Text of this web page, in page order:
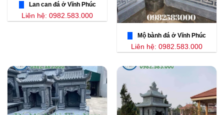
Lan can đá ở Vĩnh Phúc
Liên hệ: 0982.583.000
Mộ bành đá ở Vĩnh Phúc
Liên hệ: 0982.583.000